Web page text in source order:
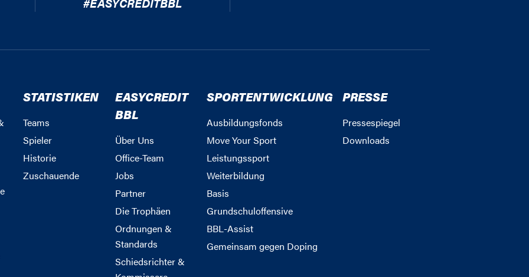
STATISTIKEN
Teams
Spieler
Historie
Zuschauende
EASYCREDIT
BBL
Über Uns
Office-Team
Jobs
Partner
Die Trophäen
Ordnungen &
Standards
Schiedsrichter &
SPORTENTWICKLUNG
Ausbildungsfonds
Move Your Sport
Leistungssport
Weiterbildung
Basis
Grundschuloffensive
BBL-Assist
Gemeinsam gegen Doping
PRESSE
Pressespiegel
Downloads